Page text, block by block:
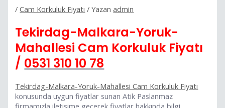
/Cam Korkuluk Fiyatı / Yazan admin
Tekirdag-Malkara-Yoruk-
Mahallesi Cam Korkuluk Fiyatı
/ 0531 310 10 78
Tekirdag-Malkara-Yoruk-Mahallesi Cam Korkuluk Fiyatı
konusunda uygun fiyatlar sunan Atik Paslanmaz
firmamızla iletişime geçerek fiyatlar hakkında bilgi